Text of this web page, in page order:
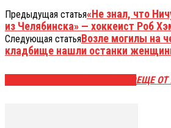
Предыдущая статья«Не знал, что
из Челябинска» — хоккеист Роб
Следующая статьяВозле могилы на
кладбище нашли останки
ЕЩЕ ОТ